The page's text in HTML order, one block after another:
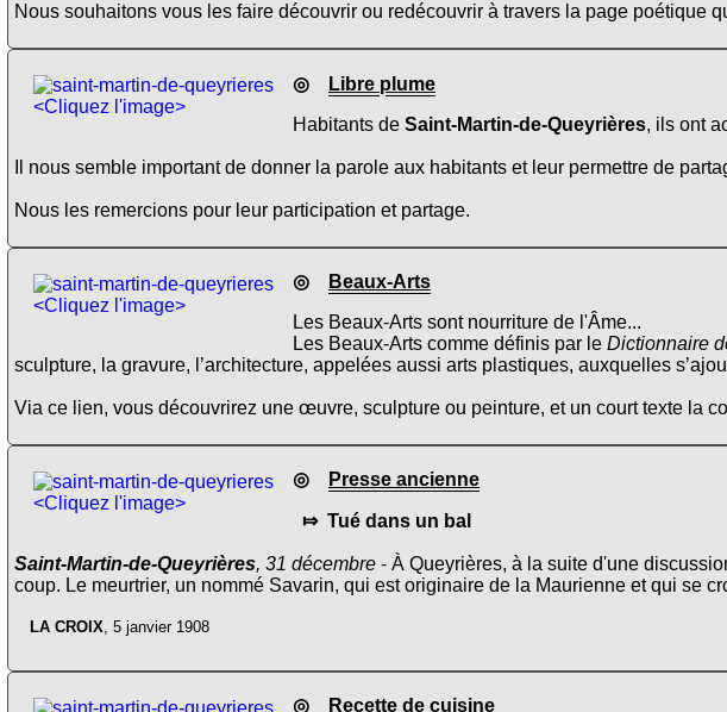
Nous souhaitons vous les faire découvrir ou redécouvrir à travers la page poétique
<Cliquez l'image>
◎
Libre plume
Habitants de Saint-Martin-de-Queyrières, ils ont
Il nous semble important de donner la parole aux habitants et leur permettre de
Nous les remercions pour leur participation et partage.
<Cliquez l'image>
◎
Beaux-Arts
Les Beaux-Arts sont nourriture de l'Âme...
Les Beaux-Arts comme définis par le Dictionnaire
sculpture, la gravure, l’architecture, appelées aussi arts plastiques, auxquelles
Via ce lien, vous découvrirez une œuvre, sculpture ou peinture, et un court texte la
<Cliquez l'image>
◎ Presse ancienne
⤇ Tué dans un bal
Saint-Martin-de-Queyrières, 31 décembre - À Queyrières, à la suite d'une
coup. Le meurtrier, un nommé Savarin, qui est originaire de la Maurienne et qui se
LA CROIX, 5 janvier 1908
◎ Recette de cuisine